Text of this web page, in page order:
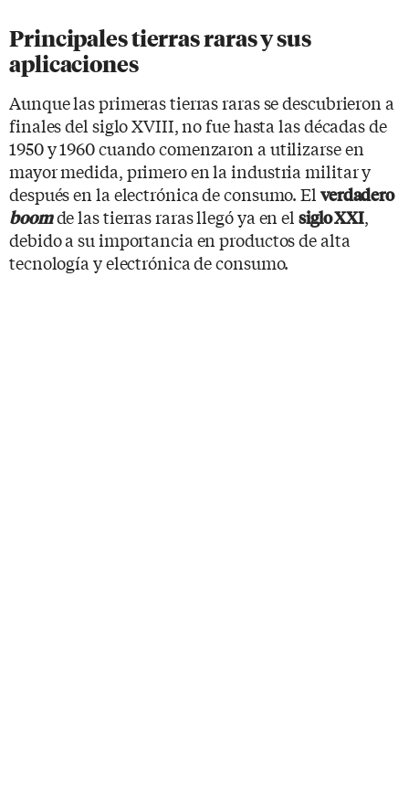
Principales tierras raras y sus
aplicaciones
Aunque las primeras tierras raras se descubrieron a
finales del siglo XVIII, no fue hasta las décadas de
1950 y 1960 cuando comenzaron a utilizarse en
mayor medida, primero en la industria militar y
después en la electrónica de consumo. El verdadero
boomde las tierras raras llegó ya en el siglo XXI,
debido a su importancia en productos de alta
tecnología y electrónica de consumo.